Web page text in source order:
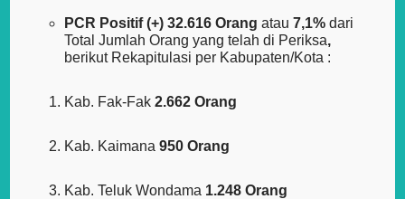
PCR Positif (+) 32.616 Orangatau 7,1%dari
Total Jumlah Orang yang telah di Periksa,
berikut Rekapitulasi per Kabupaten/Kota :
Kab. Fak-Fak2.662 Orang
Kab. Kaimana950 Orang
Kab. Teluk Wondama 1.248 Orang